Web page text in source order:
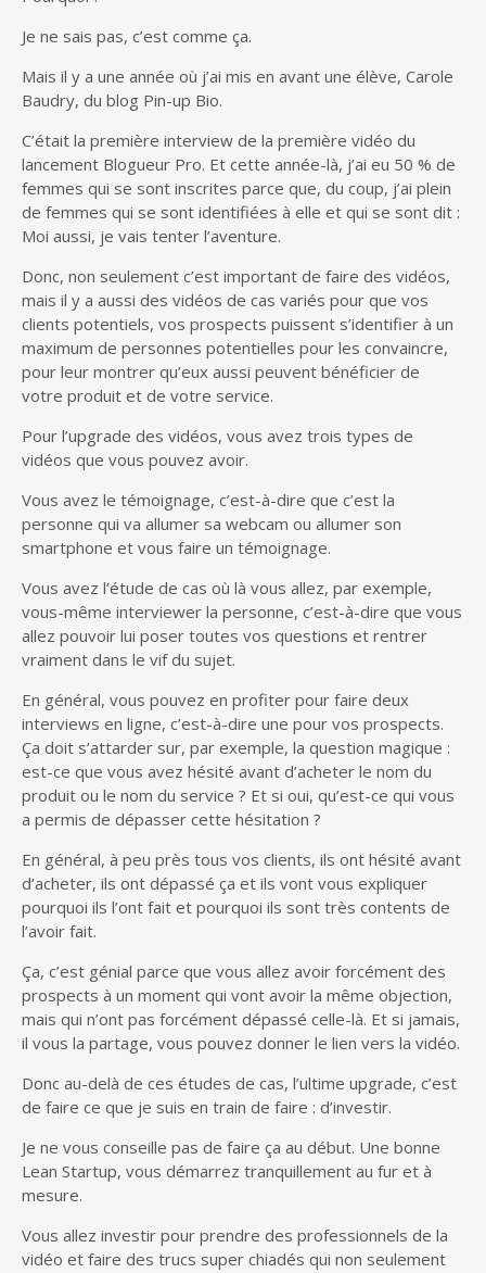
Je ne sais pas, c’est comme ça.
Mais il y a une année où j’ai mis en avant une élève, Carole
Baudry, du blog Pin-up Bio.
C’était la première interview de la première vidéo du
lancement Blogueur Pro. Et cette année-là, j’ai eu 50 % de
femmes qui se sont inscrites parce que, du coup, j’ai plein
de femmes qui se sont identifiées à elle et qui se sont dit :
Moi aussi, je vais tenter l’aventure.
Donc, non seulement c’est important de faire des vidéos,
mais il y a aussi des vidéos de cas variés pour que vos
clients potentiels, vos prospects puissent s’identifier à un
maximum de personnes potentielles pour les convaincre,
pour leur montrer qu’eux aussi peuvent bénéficier de
votre produit et de votre service.
Pour l’upgrade des vidéos, vous avez trois types de
vidéos que vous pouvez avoir.
Vous avez le témoignage, c’est-à-dire que c’est la
personne qui va allumer sa webcam ou allumer son
smartphone et vous faire un témoignage.
Vous avez l’étude de cas où là vous allez, par exemple,
vous-même interviewer la personne, c’est-à-dire que vous
allez pouvoir lui poser toutes vos questions et rentrer
vraiment dans le vif du sujet.
En général, vous pouvez en profiter pour faire deux
interviews en ligne, c’est-à-dire une pour vos prospects.
Ça doit s’attarder sur, par exemple, la question magique :
est-ce que vous avez hésité avant d’acheter le nom du
produit ou le nom du service ? Et si oui, qu’est-ce qui vous
a permis de dépasser cette hésitation ?
En général, à peu près tous vos clients, ils ont hésité avant
d’acheter, ils ont dépassé ça et ils vont vous expliquer
pourquoi ils l’ont fait et pourquoi ils sont très contents de
l’avoir fait.
Ça, c’est génial parce que vous allez avoir forcément des
prospects à un moment qui vont avoir la même objection,
mais qui n’ont pas forcément dépassé celle-là. Et si jamais,
il vous la partage, vous pouvez donner le lien vers la vidéo.
Donc au-delà de ces études de cas, l’ultime upgrade, c’est
de faire ce que je suis en train de faire : d’investir.
Je ne vous conseille pas de faire ça au début. Une bonne
Lean Startup, vous démarrez tranquillement au fur et à
mesure.
Vous allez investir pour prendre des professionnels de la
vidéo et faire des trucs super chiadés qui non seulement